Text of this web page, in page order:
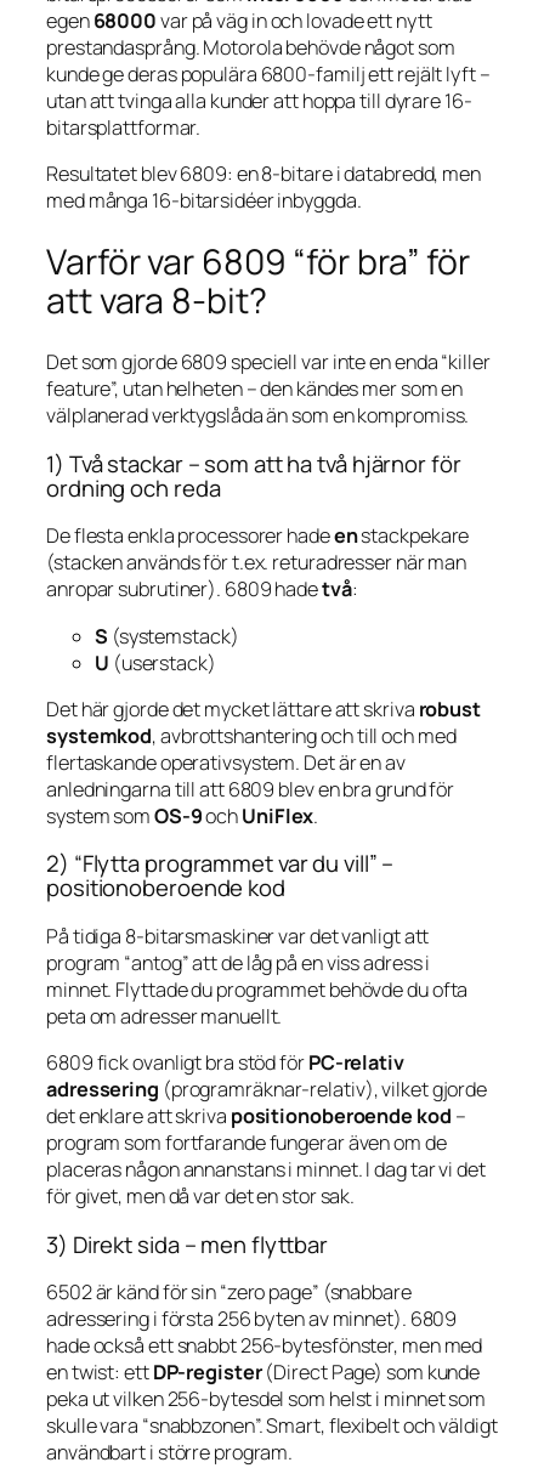
egen68000var på väg in och lovade ett nytt
prestandasprång. Motorola behövde något som
kunde ge deras populära 6800-familj ett rejält lyft –
utan att tvinga alla kunder att hoppa till dyrare 16-
bitarsplattformar.
Resultatet blev 6809: en 8-bitare i databredd, men
med många 16-bitarsidéer inbyggda.
Varför var 6809 “för bra” för
att vara 8-bit?
Det som gjorde 6809 speciell var inte en enda “killer
feature”, utan helheten – den kändes mer som en
välplanerad verktygslåda än som en kompromiss.
1) Två stackar – som att ha två hjärnor för
ordning och reda
De flesta enkla processorer hadeenstackpekare
(stacken används för t.ex. returadresser när man
anropar subrutiner). 6809 hadetvå:
S (systemstack)
U (userstack)
Det här gjorde det mycket lättare att skriva robust
systemkod, avbrottshantering och till och med
flertaskande operativsystem. Det är en av
anledningarna till att 6809 blev en bra grund för
system somOS-9ochUniFlex.
2) “Flytta programmet var du vill” –
positionoberoende kod
På tidiga 8-bitarsmaskiner var det vanligt att
program “antog” att de låg på en viss adress i
minnet. Flyttade du programmet behövde du ofta
peta om adresser manuellt.
6809 fick ovanligt bra stöd förPC-relativ
adressering (programräknar-relativ), vilket gjorde
det enklare att skriva positionoberoende kod –
program som fortfarande fungerar även om de
placeras någon annanstans i minnet. I dag tar vi det
för givet, men då var det en stor sak.
3) Direkt sida – men flyttbar
6502 är känd för sin “zero page” (snabbare
adressering i första 256 byten av minnet). 6809
hade också ett snabbt 256-bytesfönster, men med
en twist: ettDP-register(Direct Page) som kunde
peka utvilken256-bytesdel som helst i minnet som
skulle vara “snabbzonen”. Smart, flexibelt och väldigt
användbart i större program.